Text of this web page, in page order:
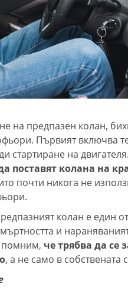
на предпазен колан,
Първият включва
стартиране на двигателя.
поставят колана на
почти никога не
колан е един
и
помним, че трябва да се
, а не само в собствената